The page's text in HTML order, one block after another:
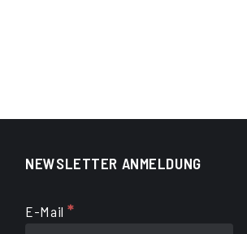
NEWSLETTER ANMELDUNG
E-Mail*